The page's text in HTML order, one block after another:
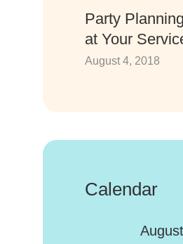
Party
at Your
August 4, 2018
Calendar